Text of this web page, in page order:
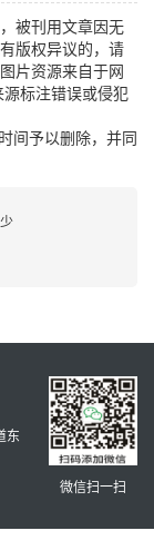
被刊用文章因无
版权异议的，请
片资源来自于网
标注错误或侵犯
间予以删除，并同
微信扫一扫
东